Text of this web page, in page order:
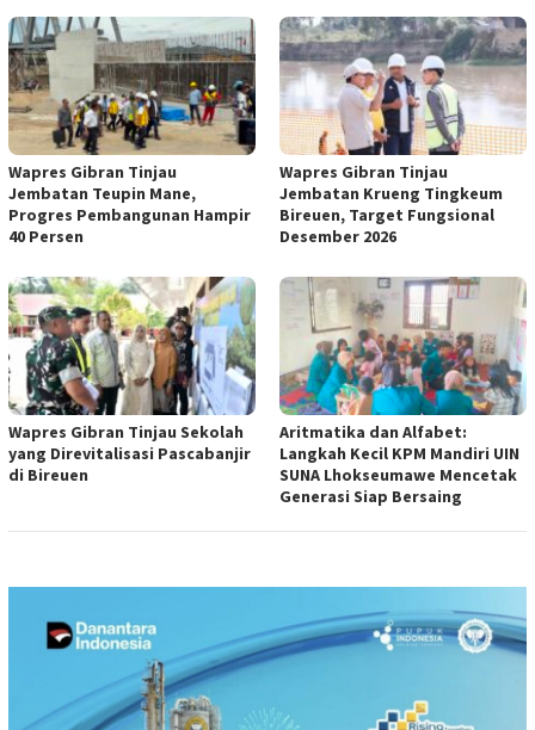
Wapres Gibran Tinjau
Jembatan Teupin Mane,
Progres Pembangunan Hampir
40 Persen
Wapres Gibran Tinjau
Jembatan Krueng Tingkeum
Bireuen, Target Fungsional
Desember 2026
Wapres Gibran Tinjau Sekolah
yang Direvitalisasi Pascabanjir
di Bireuen
Aritmatika dan Alfabet:
Langkah Kecil KPM Mandiri UIN
SUNA Lhokseumawe Mencetak
Generasi Siap Bersaing